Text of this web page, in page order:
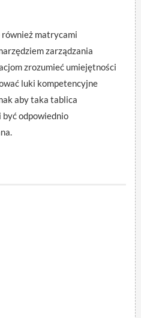
również matrycami
zarządzania
zrozumieć umiejętności
luki kompetencyjne
aby taka tablica
być odpowiednio